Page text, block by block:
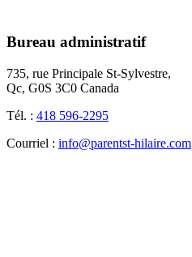
Bureau administratif
735, rue Principale St-Sylvestre,
Qc, G0S 3C0 Canada
Tél. : 418 596-2295
Courriel : info@parentst-hilaire.com